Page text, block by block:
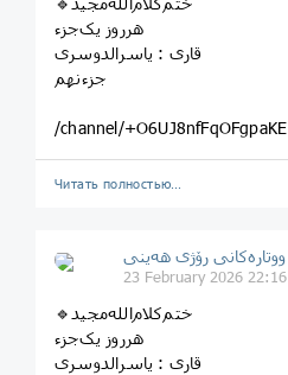
هرروز یک‌جزء
قاری‌ : یاسرالدوسری
جزء‌‌نهم
/channel/+O6UJ8nfFqOFgpaKE
Читать полностью…
ووتارەکانی رۆژی ھەینی
23 February 2026 22:16
هرروز یک‌جزء
قاری‌ : یاسرالدوسری